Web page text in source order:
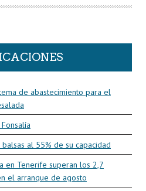
de abastecimiento para el
al 55% de su capacidad
en Tenerife superan los 2,7
el arranque de agosto